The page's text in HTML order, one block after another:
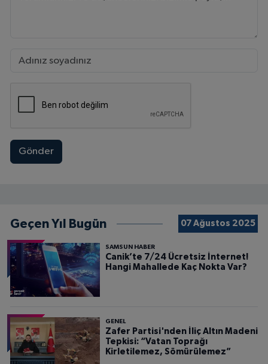
Gönder
Geçen Yıl Bugün 07 Ağustos 2025
SAMSUN HABER
Canik’te 7/24 Ücretsiz İnternet!
Hangi Mahallede Kaç Nokta Var?
GENEL
Zafer Partisi'nden İliç Altın Madeni
Tepkisi: “Vatan Toprağı
Kirletilemez, Sömürülemez”